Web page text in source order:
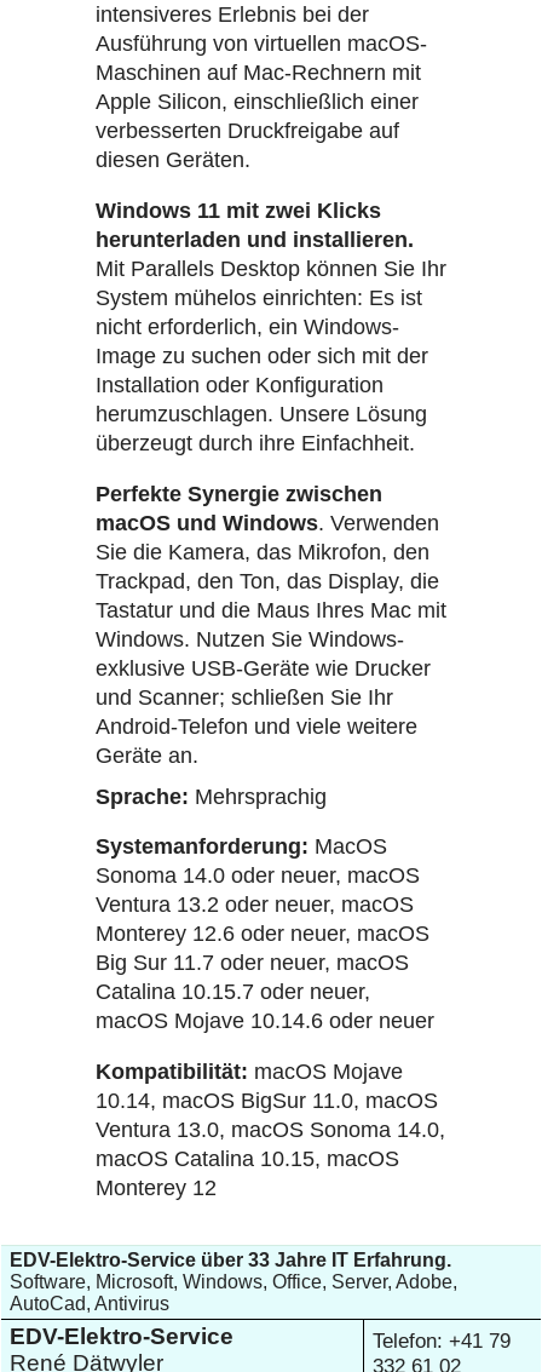
intensiveres Erlebnis bei der
Ausführung von virtuellen macOS-
Maschinen auf Mac-Rechnern mit
Apple Silicon, einschließlich einer
verbesserten Druckfreigabe auf
diesen Geräten.
Windows 11 mit zwei Klicks
herunterladen und installieren.
Mit Parallels Desktop können Sie Ihr
System mühelos einrichten: Es ist
nicht erforderlich, ein Windows-
Image zu suchen oder sich mit der
Installation oder Konfiguration
herumzuschlagen. Unsere Lösung
überzeugt durch ihre Einfachheit.
Perfekte Synergie zwischen
macOS und Windows. Verwenden
Sie die Kamera, das Mikrofon, den
Trackpad, den Ton, das Display, die
Tastatur und die Maus Ihres Mac mit
Windows. Nutzen Sie Windows-
exklusive USB-Geräte wie Drucker
und Scanner; schließen Sie Ihr
Android-Telefon und viele weitere
Geräte an.
Sprache: Mehrsprachig
Systemanforderung: MacOS
Sonoma 14.0 oder neuer, macOS
Ventura 13.2 oder neuer, macOS
Monterey 12.6 oder neuer, macOS
Big Sur 11.7 oder neuer, macOS
Catalina 10.15.7 oder neuer,
macOS Mojave 10.14.6 oder neuer
Kompatibilität: macOS Mojave
10.14, macOS BigSur 11.0, macOS
Ventura 13.0, macOS Sonoma 14.0,
macOS Catalina 10.15, macOS
Monterey 12
EDV-Elektro-Service über 33 Jahre IT Erfahrung.
Software, Microsoft, Windows, Office, Server, Adobe,
AutoCad, Antivirus
EDV-Elektro-Service
René Dätwyler
Telefon: +41 79
332 61 02